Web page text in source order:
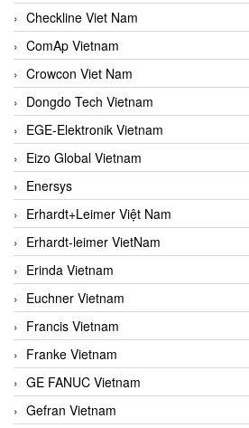
Checkline Viet Nam
ComAp Vietnam
Crowcon Viet Nam
Dongdo Tech Vietnam
EGE-Elektronik Vietnam
Eizo Global Vietnam
Enersys
Erhardt+Leimer Việt Nam
Erhardt-leimer VietNam
Erinda Vietnam
Euchner Vietnam
Francis Vietnam
Franke Vietnam
GE FANUC Vietnam
Gefran Vietnam